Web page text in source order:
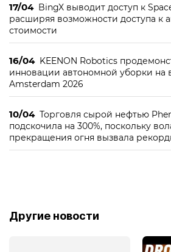
17/04 BingX выводит доступ к
расширяя возможности доступа к
стоимости
16/04 KEENON Robotics
инновации автономной уборки на
Amsterdam 2026
10/04 Торговля сырой нефтью
подскочила на 300%, поскольку
прекращения огня вызвала
Другие новости